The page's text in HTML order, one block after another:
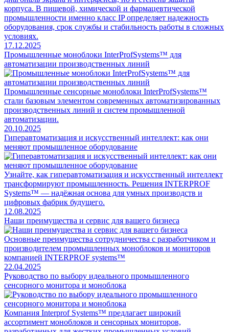
корпуса. В пищевой, химической и фармацевтической
промышленности именно класс IP определяет надежность
оборудования, срок службы и стабильность работы в сложных
условиях.
17.12.2025
Промышленные моноблоки InterProfSystems™ для
автоматизации производственных линий
Промышленные сенсорные моноблоки InterProfSystems™
стали базовым элементом современных автоматизированных
производственных линий и систем промышленной
автоматизации.
20.10.2025
Гиперавтоматизация и искусственный интеллект: как они
меняют промышленное оборудование
Узнайте, как гиперавтоматизация и искусственный интеллект
трансформируют промышленность. Решения INTERPROF
Systems™ — надёжная основа для умных производств и
цифровых фабрик будущего.
12.08.2025
Наши преимущества и сервис для вашего бизнеса
Основные преимущества сотрудничества с разработчиком и
производителем промышленных моноблоков и мониторов
компанией INTERPROF systems™
22.04.2025
Руководство по выбору идеального промышленного
сенсорного монитора и моноблока
Компания Interprof Systems™ предлагает широкий
ассортимент моноблоков и сенсорных мониторов,